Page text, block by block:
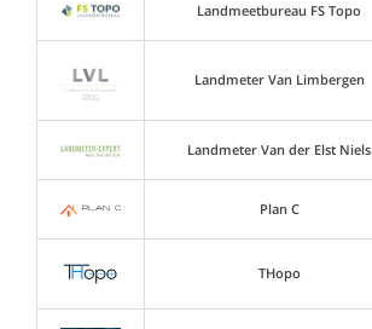
Landmeetbureau FS Topo
Landmeter Van Limbergen
Landmeter Van der Elst Niels
Plan C
THopo